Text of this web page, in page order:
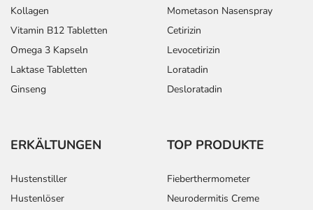
Kollagen
Vitamin B12 Tabletten
Omega 3 Kapseln
Laktase Tabletten
Ginseng
Mometason Nasenspray
Cetirizin
Levocetirizin
Loratadin
Desloratadin
ERKÄLTUNGEN
Hustenstiller
Hustenlöser
TOP PRODUKTE
Fieberthermometer
Neurodermitis Creme